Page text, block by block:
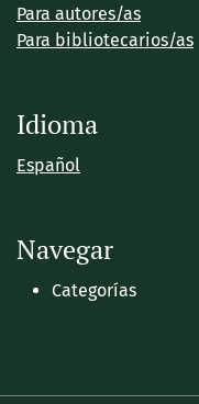
Para autores/as
Para bibliotecarios/as
Idioma
Español
Navegar
Categorías